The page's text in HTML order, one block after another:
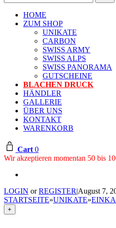
HOME
ZUM SHOP
UNIKATE
CARBON
SWISS ARMY
SWISS ALPS
SWISS PANORAMA
GUTSCHEINE
BLACHEN DRUCK
HÄNDLER
GALLERIE
ÜBER UNS
KONTAKT
WARENKORB
Cart 0
Wir akzeptieren momentan 50 bis
LOGIN orREGISTER|August 7,
STARTSEITE»UNIKATE»
+